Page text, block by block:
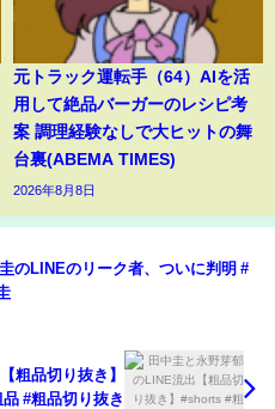
元トラック運転手（64）AIを活
用して絶品バーガーのレシピ考
案 調理経験なしで大ヒットの舞
台裏(ABEMA TIMES)
2026年8月8日
のLINEのリーク者、ついに判明 #
粗品切り抜き】
#粗品切り抜き